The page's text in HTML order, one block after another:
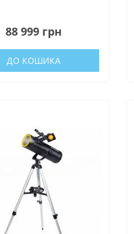
88 999 грн
ДО КОШИКА
армії
військових, зокрема,
захисту та розвідки.